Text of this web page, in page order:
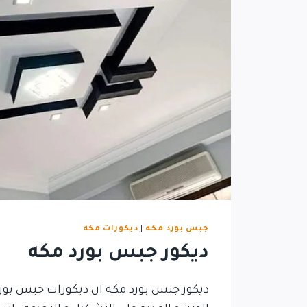
جبس بورد مكه ديكورات مكه
ديكور جبس بورد مكه
ديكور جبس بورد مكه ان ديكورات جبس